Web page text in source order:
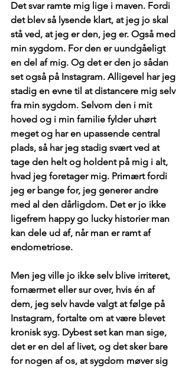
Det svar ramte mig lige i maven. Fordi
det blev så lysende klart, at jeg jo skal
stå ved, at jeg er den, jeg er. Også med
min sygdom. For den er uundgåeligt
en del af mig. Og det er den jo sådan
set også på Instagram. Alligevel har jeg
stadig en evne til at distancere mig selv
fra min sygdom. Selvom den i mit
hoved og i min familie fylder uhørt
meget og har en upassende central
plads, så har jeg stadig svært ved at
tage den helt og holdent på mig i alt,
hvad jeg foretager mig. Primært fordi
jeg er bange for, jeg generer andre
med al den dårligdom. Det er jo ikke
ligefrem happy go lucky historier man
kan dele ud af, når man er ramt af
endometriose.
Men jeg ville jo ikke selv blive irriteret,
fornærmet eller sur over, hvis én af
dem, jeg selv havde valgt at følge på
Instagram, fortalte om at være blevet
kronisk syg. Dybest set kan man sige,
det er en del af livet, og det sker bare
for nogen af os, at sygdom møver sig